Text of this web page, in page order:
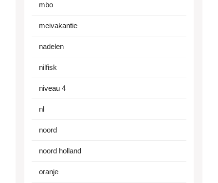
mbo
meivakantie
nadelen
nilfisk
niveau 4
nl
noord
noord holland
oranje